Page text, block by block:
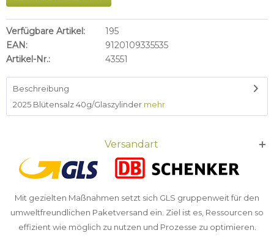
Verfügbare Artikel:
195
EAN:
9120109335535
Artikel-Nr.:
43551
Beschreibung
2025 Blütensalz 40g/Glaszylinder mehr
Versandart
Mit gezielten Maßnahmen setzt sich GLS gruppenweit für den
umweltfreundlichen Paketversand ein. Ziel ist es, Ressourcen so
effizient wie möglich zu nutzen und Prozesse zu optimieren.